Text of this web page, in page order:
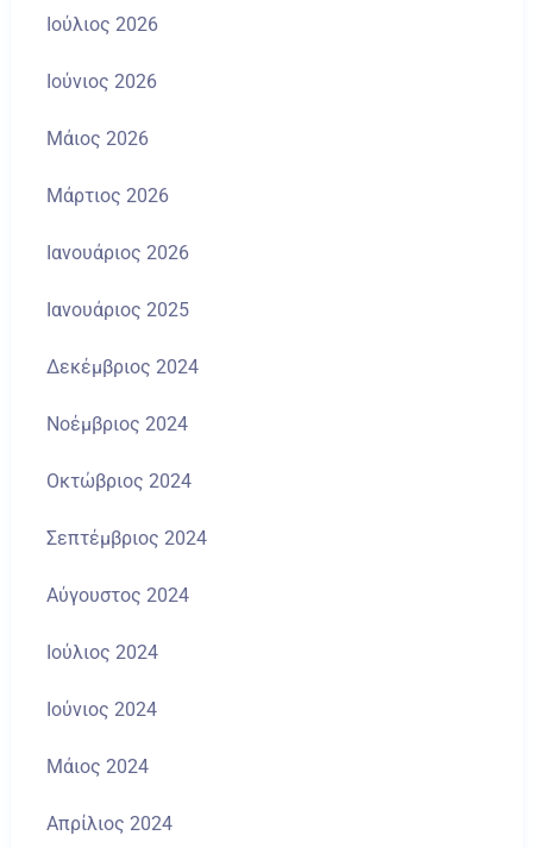
Ιούλιος 2026
Ιούνιος 2026
Μάιος 2026
Μάρτιος 2026
Ιανουάριος 2026
Ιανουάριος 2025
Δεκέμβριος 2024
Νοέμβριος 2024
Οκτώβριος 2024
Σεπτέμβριος 2024
Αύγουστος 2024
Ιούλιος 2024
Ιούνιος 2024
Μάιος 2024
Απρίλιος 2024